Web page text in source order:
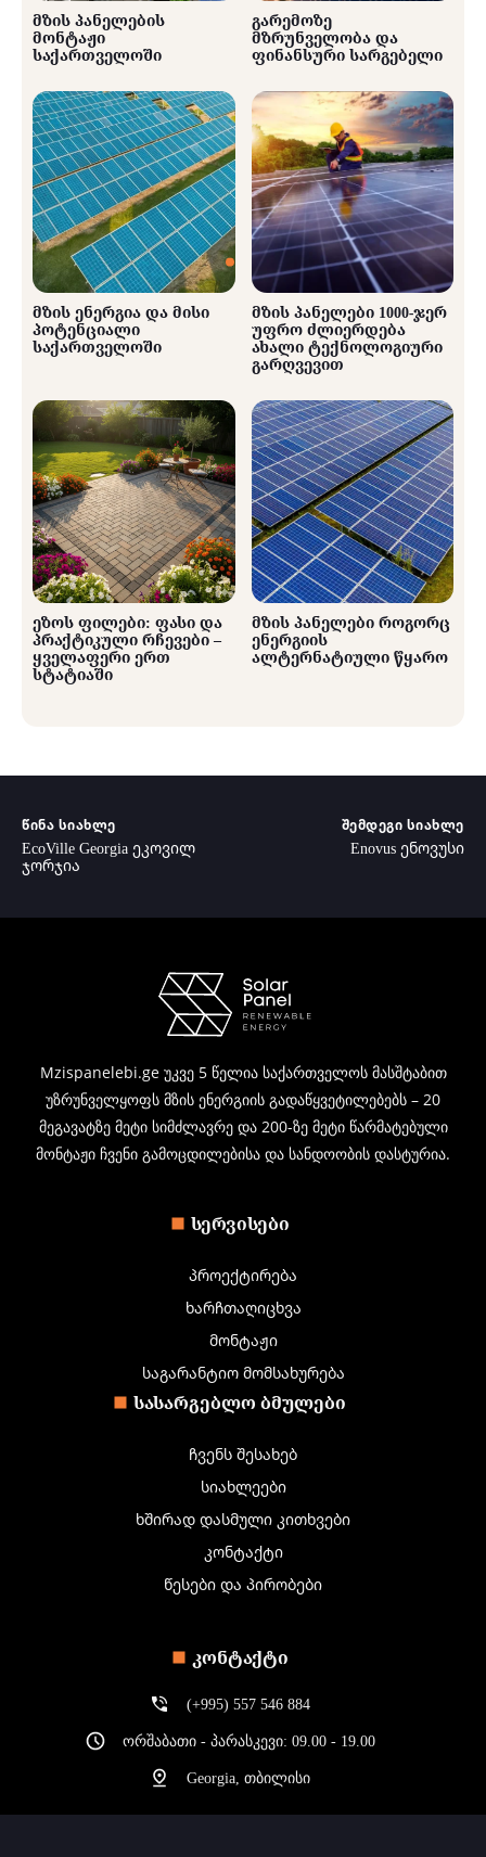
მზის პანელების
მონტაჟი
საქართველოში
გარემოზე
მზრუნველობა და
ფინანსური სარგებელი
მზის ენერგია და მისი
პოტენციალი
საქართველოში
მზის პანელები 1000-ჯერ
უფრო ძლიერდება
ახალი ტექნოლოგიური
გარღვევით
ეზოს ფილები: ფასი და
პრაქტიკული რჩევები –
ყველაფერი ერთ
სტატიაში
მზის პანელები როგორც
ენერგიის
ალტერნატიული წყარო
ᲬᲘᲜᲐ ᲡᲘᲐᲮᲚᲔ
EcoVille Georgia ეკოვილ
ჯორჯია
ᲨᲔᲛᲓᲔᲒᲘ ᲡᲘᲐᲮᲚᲔ
Enovus ენოვუსი
Mzispanelebi.ge უკვე 5 წელია საქართველოს მასშტაბით
უზრუნველყოფს მზის ენერგიის გადაწყვეტილებებს – 20
მეგავატზე მეტი სიმძლავრე და 200-ზე მეტი წარმატებული
მონტაჟი ჩვენი გამოცდილებისა და სანდოობის დასტურია.
ᲡᲔᲠᲕᲘᲡᲔᲑᲘ
პროექტირება
ხარჩთაღიცხვა
მონტაჟი
საგარანტიო მომსახურება
ᲡᲐᲡᲐᲠᲒᲔᲑᲚᲝ ᲑᲛᲣᲚᲔᲑᲘ
ჩვენს შესახებ
სიახლეები
ხშირად დასმული კითხვები
კონტაქტი
წესები და პირობები
ᲙᲝᲜᲢᲐᲥᲢᲘ
(+995) 557 546 884
ორშაბათი - პარასკევი: 09.00 - 19.00
Georgia, თბილისი